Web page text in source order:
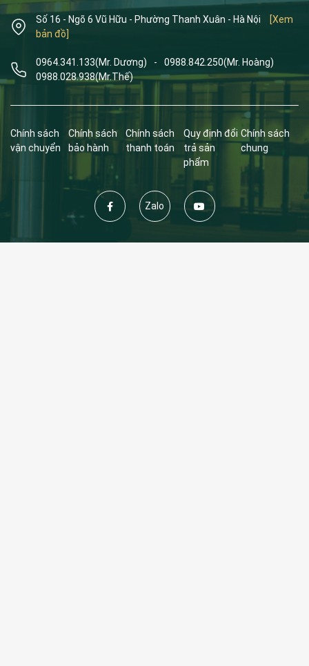
Số 16 - Ngõ 6 Vũ Hữu - Phường Thanh Xuân - Hà Nội
[Xem
bản đồ]
0964.341.133(Mr. Dương) - 0988.842.250(Mr. Hoàng)
0988.028.938(Mr.Thế)
Chính sách
vận chuyển
Chính sách
bảo hành
Chính sách
thanh toán
Quy định đổi
trả sản
phẩm
Chính sách
chung
Zalo